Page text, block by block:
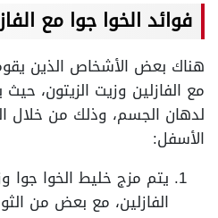
فوائد الخوا جوا مع
هناك بعض الأشخاص الذين
مع الفازلين وزيت الزيتون،
لدهان الجسم، وذلك من خلال
الأسفل:
يتم مزج خليط الخوا جوا
الفازلين، مع بعض من